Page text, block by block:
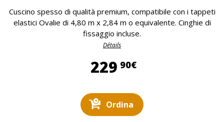
Cuscino spesso di qualità premium, compatibile con i tappeti
elastici Ovalie di 4,80 m x 2,84 m o equivalente. Cinghie di
fissaggio incluse.
Détails
229 90€229,90 €
Ordina